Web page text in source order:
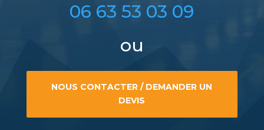
06 63 53 03 09
ou
NOUS CONTACTER / DEMANDER UN
DEVIS